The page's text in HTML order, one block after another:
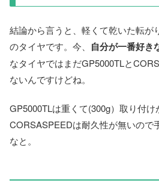
結論から言うと、軽くて乾いた転が
のタイヤです。今、 自分が一番好き
なタイヤではまだGP5000TLと
ないんですけどね。
GP5000TLは重くて(300g）取り付け
CORSASPEEDは耐久性が無いので
なと。